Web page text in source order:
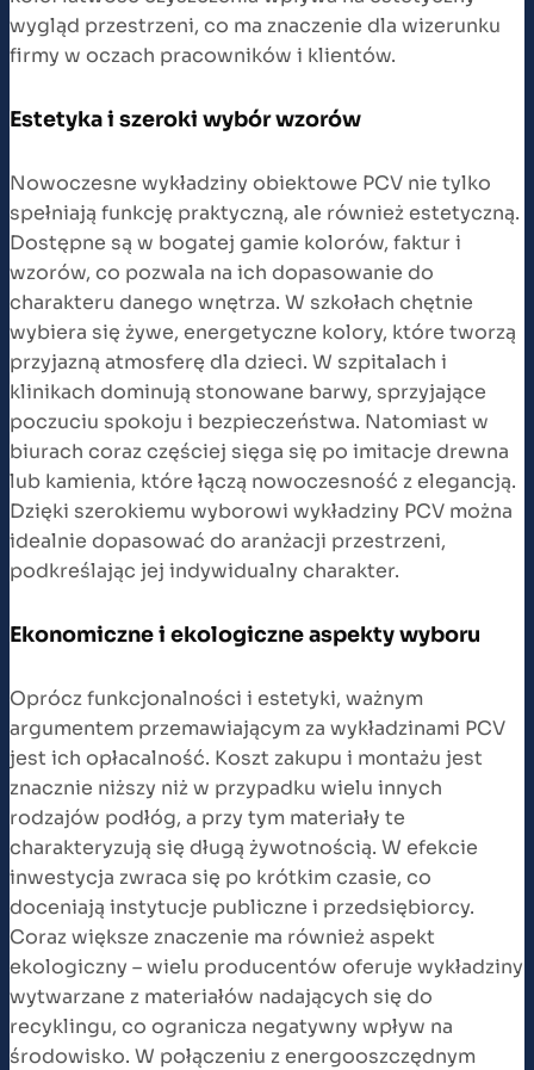
wygląd przestrzeni, co ma znaczenie dla wizerunku
firmy w oczach pracowników i klientów.
Estetyka i szeroki wybór wzorów
Nowoczesne wykładziny obiektowe PCV nie tylko
spełniają funkcję praktyczną, ale również estetyczną.
Dostępne są w bogatej gamie kolorów, faktur i
wzorów, co pozwala na ich dopasowanie do
charakteru danego wnętrza. W szkołach chętnie
wybiera się żywe, energetyczne kolory, które tworzą
przyjazną atmosferę dla dzieci. W szpitalach i
klinikach dominują stonowane barwy, sprzyjające
poczuciu spokoju i bezpieczeństwa. Natomiast w
biurach coraz częściej sięga się po imitacje drewna
lub kamienia, które łączą nowoczesność z elegancją.
Dzięki szerokiemu wyborowi wykładziny PCV można
idealnie dopasować do aranżacji przestrzeni,
podkreślając jej indywidualny charakter.
Ekonomiczne i ekologiczne aspekty wyboru
Oprócz funkcjonalności i estetyki, ważnym
argumentem przemawiającym za wykładzinami PCV
jest ich opłacalność. Koszt zakupu i montażu jest
znacznie niższy niż w przypadku wielu innych
rodzajów podłóg, a przy tym materiały te
charakteryzują się długą żywotnością. W efekcie
inwestycja zwraca się po krótkim czasie, co
doceniają instytucje publiczne i przedsiębiorcy.
Coraz większe znaczenie ma również aspekt
ekologiczny – wielu producentów oferuje wykładziny
wytwarzane z materiałów nadających się do
recyklingu, co ogranicza negatywny wpływ na
środowisko. W połączeniu z energooszczędnym